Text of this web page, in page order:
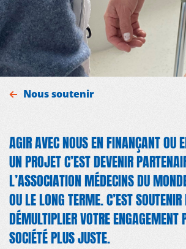
Nous soutenir
AGIR AVEC NOUS EN FINANÇANT OU
UN PROJET C’EST DEVENIR
L’ASSOCIATION MÉDECINS DU
OU LE LONG TERME. C’EST
DÉMULTIPLIER VOTRE ENGAGEMENT
SOCIÉTÉ PLUS JUSTE.